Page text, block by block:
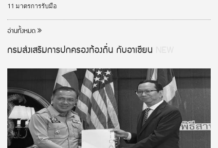
11 มาตรการรับมือ
อ่านทั้งหมด
กรมส่งเสริมการปกครองท้องถิ่น กับอาเซียน